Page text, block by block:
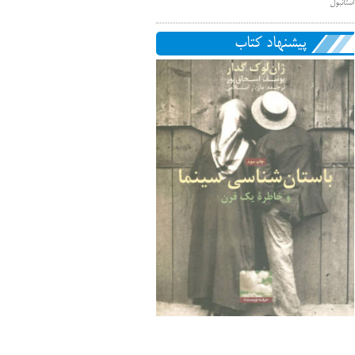
استانبول
پیشنهاد کتاب